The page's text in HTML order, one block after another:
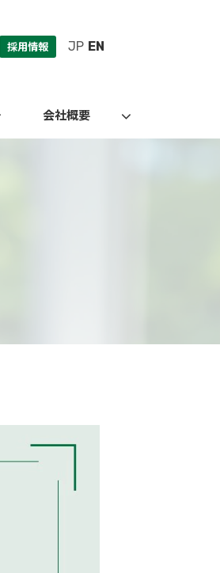
採用情報 JP EN
会社概要